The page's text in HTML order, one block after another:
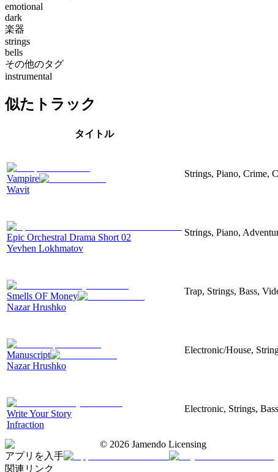
emotional
dark
楽器
strings
bells
その他のタグ
instrumental
似たトラック
タイトル
Vampire
Wavit
Strings, Piano, Crime,
Epic Orchestral Drama Short 02
Yevhen Lokhmatov
Strings, Piano,
Smells OF Money
Nazar Hrushko
Trap, Strings, Bass,
Manuscript
Nazar Hrushko
Electronic/House,
Write Your Story
Infraction
Electronic, Strings,
© 2026 Jamendo Licensing
アプリを入手
関連リンク